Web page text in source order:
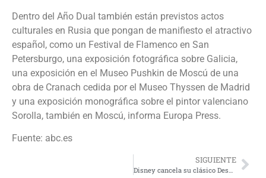
Dentro del Año Dual también están previstos actos
culturales en Rusia que pongan de manifiesto el atractivo
español, como un Festival de Flamenco en San
Petersburgo, una exposición fotográfica sobre Galicia,
una exposición en el Museo Pushkin de Moscú de una
obra de Cranach cedida por el Museo Thyssen de Madrid
y una exposición monográfica sobre el pintor valenciano
Sorolla, también en Moscú, informa Europa Press.
Fuente: abc.es
SIGUIENTE